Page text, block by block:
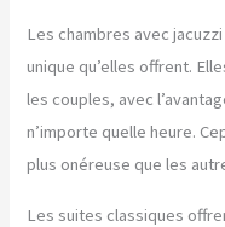
Les chambres avec
unique qu’elles offrent.
les couples, avec
n’importe quelle heure.
plus onéreuse que les
Les suites classiques